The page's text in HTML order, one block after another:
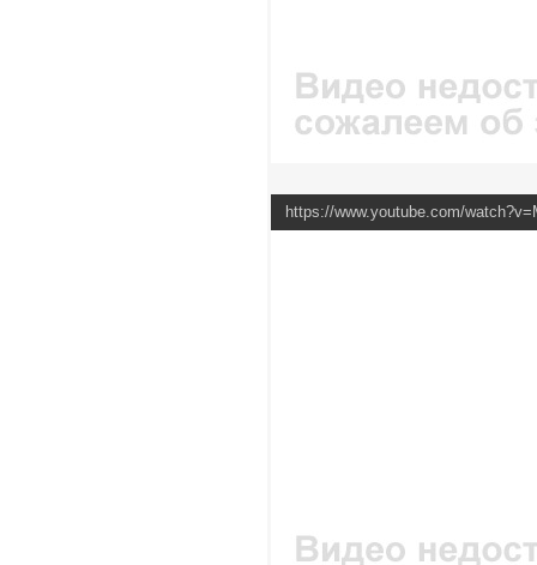
https://www.youtube.com/